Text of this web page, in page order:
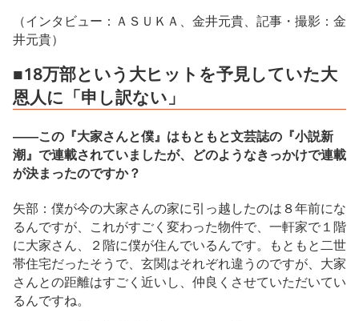
（インタビュー：ＡＳＵＫＡ、金井元貴、記事・撮影：金
井元貴）
■18万部という大ヒットを予見していた大
恩人に「申し訳ない」
――この『大家さんと僕』はもともと文芸誌の『小説新
潮』で連載されていましたが、どのようなきっかけで連載
が決まったのですか？
矢部：僕が今の大家さんの家に引っ越したのは８年前にな
るんですが、これがすごく変わった物件で、一軒家で１階
に大家さん、２階に僕が住んでいるんです。もともと二世
帯住宅だったそうで、玄関はそれぞれ違うのですが、大家
さんとの距離はすごく近いし、仲良くさせていただいてい
るんですね。